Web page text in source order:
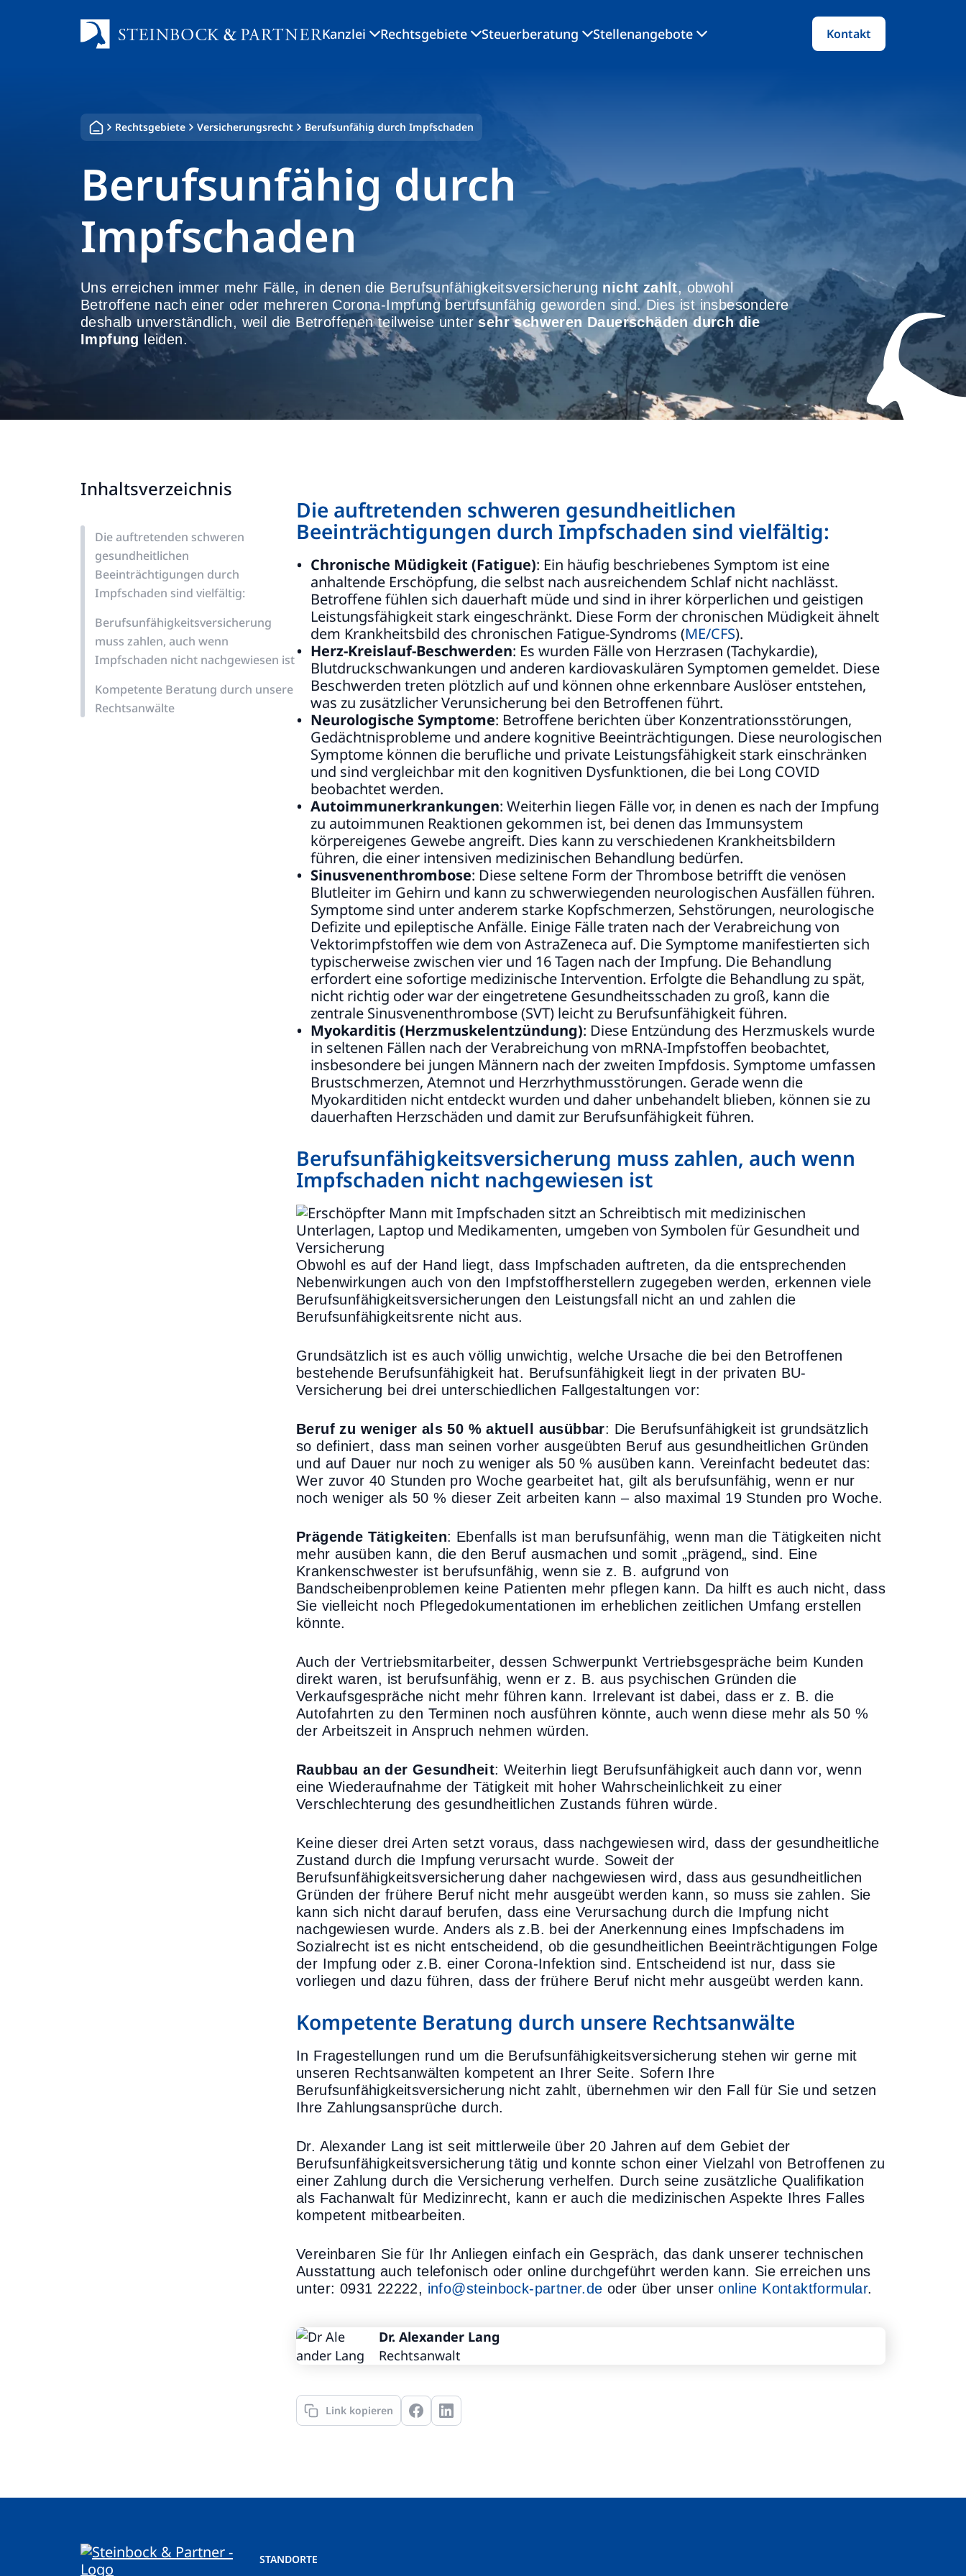
Kanzlei Rechtsgebiete Steuerberatung Stellenangebote Kontakt
Rechtsgebiete Versicherungsrecht Berufsunfähig durch Impfschaden
Berufsunfähig durch
Impfschaden
Uns erreichen immer mehr Fälle, in denen die Berufsunfähigkeitsversicherung nicht zahlt, obwohl
Betroffene nach einer oder mehreren Corona-Impfung berufsunfähig geworden sind. Dies ist insbesondere
deshalb unverständlich, weil die Betroffenen teilweise untersehr schweren Dauerschäden durch die
Impfung leiden.
Inhaltsverzeichnis
Die auftretenden schweren
gesundheitlichen
Beeinträchtigungen durch
Impfschaden sind vielfältig:
Berufsunfähigkeitsversicherung
muss zahlen, auch wenn
Impfschaden nicht nachgewiesen ist
Kompetente Beratung durch unsere
Rechtsanwälte
Die auftretenden schweren gesundheitlichen
Beeinträchtigungen durch Impfschaden sind vielfältig:
Chronische Müdigkeit (Fatigue): Ein häufig beschriebenes Symptom ist eine
anhaltende Erschöpfung, die selbst nach ausreichendem Schlaf nicht nachlässt.
Betroffene fühlen sich dauerhaft müde und sind in ihrer körperlichen und geistigen
Leistungsfähigkeit stark eingeschränkt. Diese Form der chronischen Müdigkeit ähnelt
dem Krankheitsbild des chronischen Fatigue-Syndroms (ME/CFS).
Herz-Kreislauf-Beschwerden: Es wurden Fälle von Herzrasen (Tachykardie),
Blutdruckschwankungen und anderen kardiovaskulären Symptomen gemeldet. Diese
Beschwerden treten plötzlich auf und können ohne erkennbare Auslöser entstehen,
was zu zusätzlicher Verunsicherung bei den Betroffenen führt.
Neurologische Symptome: Betroffene berichten über Konzentrationsstörungen,
Gedächtnisprobleme und andere kognitive Beeinträchtigungen. Diese neurologischen
Symptome können die berufliche und private Leistungsfähigkeit stark einschränken
und sind vergleichbar mit den kognitiven Dysfunktionen, die bei Long COVID
beobachtet werden.
Autoimmunerkrankungen: Weiterhin liegen Fälle vor, in denen es nach der Impfung
zu autoimmunen Reaktionen gekommen ist, bei denen das Immunsystem
körpereigenes Gewebe angreift. Dies kann zu verschiedenen Krankheitsbildern
führen, die einer intensiven medizinischen Behandlung bedürfen.
Sinusvenenthrombose: Diese seltene Form der Thrombose betrifft die venösen
Blutleiter im Gehirn und kann zu schwerwiegenden neurologischen Ausfällen führen.
Symptome sind unter anderem starke Kopfschmerzen, Sehstörungen, neurologische
Defizite und epileptische Anfälle. Einige Fälle traten nach der Verabreichung von
Vektorimpfstoffen wie dem von AstraZeneca auf. Die Symptome manifestierten sich
typischerweise zwischen vier und 16 Tagen nach der Impfung. Die Behandlung
erfordert eine sofortige medizinische Intervention. Erfolgte die Behandlung zu spät,
nicht richtig oder war der eingetretene Gesundheitsschaden zu groß, kann die
zentrale Sinusvenenthrombose (SVT) leicht zu Berufsunfähigkeit führen.
Myokarditis (Herzmuskelentzündung): Diese Entzündung des Herzmuskels wurde
in seltenen Fällen nach der Verabreichung von mRNA-Impfstoffen beobachtet,
insbesondere bei jungen Männern nach der zweiten Impfdosis. Symptome umfassen
Brustschmerzen, Atemnot und Herzrhythmusstörungen. Gerade wenn die
Myokarditiden nicht entdeckt wurden und daher unbehandelt blieben, können sie zu
dauerhaften Herzschäden und damit zur Berufsunfähigkeit führen.
Berufsunfähigkeitsversicherung muss zahlen, auch wenn
Impfschaden nicht nachgewiesen ist
Obwohl es auf der Hand liegt, dass Impfschaden auftreten, da die entsprechenden
Nebenwirkungen auch von den Impfstoffherstellern zugegeben werden, erkennen viele
Berufsunfähigkeitsversicherungen den Leistungsfall nicht an und zahlen die
Berufsunfähigkeitsrente nicht aus.
Grundsätzlich ist es auch völlig unwichtig, welche Ursache die bei den Betroffenen
bestehende Berufsunfähigkeit hat. Berufsunfähigkeit liegt in der privaten BU-
Versicherung bei drei unterschiedlichen Fallgestaltungen vor:
Beruf zu weniger als 50 % aktuell ausübbar: Die Berufsunfähigkeit ist grundsätzlich
so definiert, dass man seinen vorher ausgeübten Beruf aus gesundheitlichen Gründen
und auf Dauer nur noch zu weniger als 50 % ausüben kann. Vereinfacht bedeutet das:
Wer zuvor 40 Stunden pro Woche gearbeitet hat, gilt als berufsunfähig, wenn er nur
noch weniger als 50 % dieser Zeit arbeiten kann – also maximal 19 Stunden pro Woche.
Prägende Tätigkeiten: Ebenfalls ist man berufsunfähig, wenn man die Tätigkeiten nicht
mehr ausüben kann, die den Beruf ausmachen und somit „prägend„ sind. Eine
Krankenschwester ist berufsunfähig, wenn sie z. B. aufgrund von
Bandscheibenproblemen keine Patienten mehr pflegen kann. Da hilft es auch nicht, dass
Sie vielleicht noch Pflegedokumentationen im erheblichen zeitlichen Umfang erstellen
könnte.
Auch der Vertriebsmitarbeiter, dessen Schwerpunkt Vertriebsgespräche beim Kunden
direkt waren, ist berufsunfähig, wenn er z. B. aus psychischen Gründen die
Verkaufsgespräche nicht mehr führen kann. Irrelevant ist dabei, dass er z. B. die
Autofahrten zu den Terminen noch ausführen könnte, auch wenn diese mehr als 50 %
der Arbeitszeit in Anspruch nehmen würden.
Raubbau an der Gesundheit: Weiterhin liegt Berufsunfähigkeit auch dann vor, wenn
eine Wiederaufnahme der Tätigkeit mit hoher Wahrscheinlichkeit zu einer
Verschlechterung des gesundheitlichen Zustands führen würde.
Keine dieser drei Arten setzt voraus, dass nachgewiesen wird, dass der gesundheitliche
Zustand durch die Impfung verursacht wurde. Soweit der
Berufsunfähigkeitsversicherung daher nachgewiesen wird, dass aus gesundheitlichen
Gründen der frühere Beruf nicht mehr ausgeübt werden kann, so muss sie zahlen. Sie
kann sich nicht darauf berufen, dass eine Verursachung durch die Impfung nicht
nachgewiesen wurde. Anders als z.B. bei der Anerkennung eines Impfschadens im
Sozialrecht ist es nicht entscheidend, ob die gesundheitlichen Beeinträchtigungen Folge
der Impfung oder z.B. einer Corona-Infektion sind. Entscheidend ist nur, dass sie
vorliegen und dazu führen, dass der frühere Beruf nicht mehr ausgeübt werden kann.
Kompetente Beratung durch unsere Rechtsanwälte
In Fragestellungen rund um die Berufsunfähigkeitsversicherung stehen wir gerne mit
unseren Rechtsanwälten kompetent an Ihrer Seite. Sofern Ihre
Berufsunfähigkeitsversicherung nicht zahlt, übernehmen wir den Fall für Sie und setzen
Ihre Zahlungsansprüche durch.
Dr. Alexander Lang ist seit mittlerweile über 20 Jahren auf dem Gebiet der
Berufsunfähigkeitsversicherung tätig und konnte schon einer Vielzahl von Betroffenen zu
einer Zahlung durch die Versicherung verhelfen. Durch seine zusätzliche Qualifikation
als Fachanwalt für Medizinrecht, kann er auch die medizinischen Aspekte Ihres Falles
kompetent mitbearbeiten.
Vereinbaren Sie für Ihr Anliegen einfach ein Gespräch, das dank unserer technischen
Ausstattung auch telefonisch oder online durchgeführt werden kann. Sie erreichen uns
unter: 0931 22222, info@steinbock-partner.de oder über unseronline Kontaktformular.
Dr. Alexander Lang
Rechtsanwalt
Link kopieren
STANDORTE